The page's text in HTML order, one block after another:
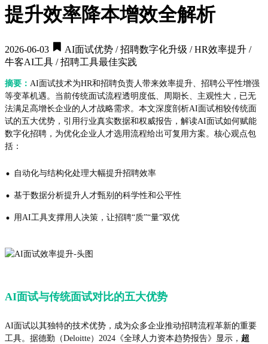
提升效率降本增效全解析
2026-06-03
AI面试优势 / 招聘数字化升级 / HR效率提升 /
牛客AI工具 / 招聘工具最佳实践
摘要： AI面试技术为HR和招聘负责人带来效率提升、招聘公平性增强
等变革机遇。当前传统面试流程透明度低、周期长、主观性大，已无
法满足高增长企业的人才战略需求。本文深度剖析AI面试相较传统面
试的五大优势，引用行业真实数据和权威报告，解读AI面试如何赋能
数字化招聘，为优化企业人才选用流程给出可复用方案。核心观点包
括：
· 自动化与结构化处理大幅提升招聘效率
· 基于数据分析提升人才甄别的科学性和公平性
· 用AI工具支撑用人决策，让招聘“质”“量”双优
AI面试与传统面试对比的五大优势
AI面试以其独特的技术优势，成为众多企业推动招聘流程革新的重要
工具。据德勤（Deloitte）2024《全球人力资本趋势报告》显示， 超